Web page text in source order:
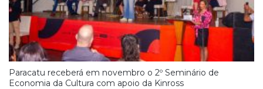
Paracatu receberá em novembro o 2º Seminário de
Economia da Cultura com apoio da Kinross